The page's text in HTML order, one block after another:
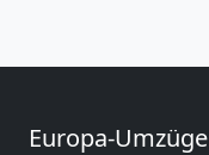
Europa-Umzüge